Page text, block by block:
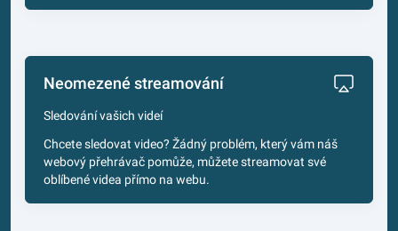
Neomezené streamování
Sledování vašich videí
Chcete sledovat video? Žádný problém, který vám náš
webový přehrávač pomůže, můžete streamovat své
oblíbené videa přímo na webu.